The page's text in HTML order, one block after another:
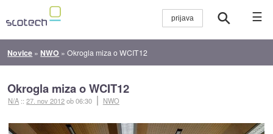
☰
Novice » NWO »Okrogla miza o WCIT12
Okrogla miza o WCIT12
N/A ::27. nov 2012ob 06:30 NWO